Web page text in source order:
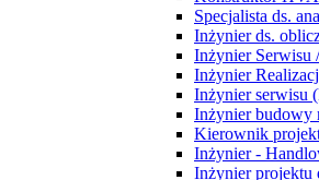
Specjalista ds.
Inżynier ds.
Inżynier Serwisu
Inżynier
Inżynier serwisu
Inżynier budowy
Kierownik
Inżynier -
Inżynier projektu